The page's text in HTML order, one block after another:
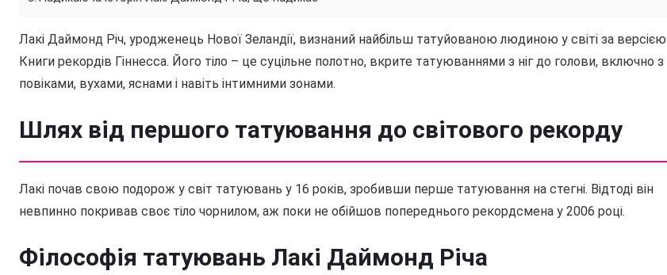
Лакі Даймонд Річ, уродженець Нової Зеландії, визнаний найбільш татуйованою людиною у світі за версією
Книги рекордів Гіннесса. Його тіло – це суцільне полотно, вкрите татуюваннями з ніг до голови, включно з
повіками, вухами, яснами і навіть інтимними зонами.
Шлях від першого татуювання до світового рекорду
Лакі почав свою подорож у світ татуювань у 16 років, зробивши перше татуювання на стегні. Відтоді він
невпинно покривав своє тіло чорнилом, аж поки не обійшов попереднього рекордсмена у 2006 році.
Філософія татуювань Лакі Даймонд Річа